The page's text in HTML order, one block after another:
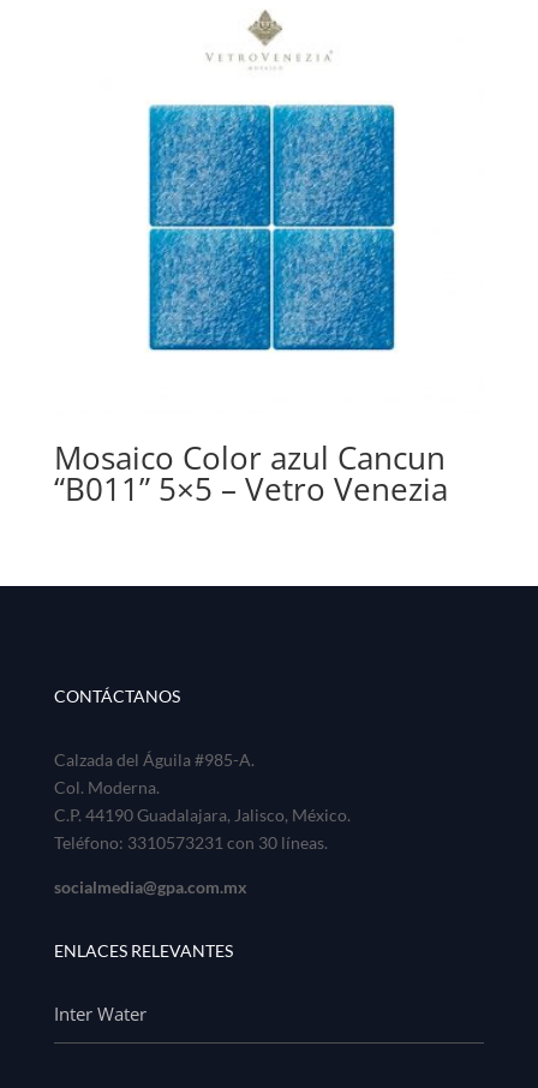
Mosaico Color azul Cancun
“B011” 5×5 – Vetro Venezia
CONTÁCTANOS
Calzada del Águila #985-A.
Col. Moderna.
C.P. 44190 Guadalajara, Jalisco, México.
Teléfono: 3310573231 con 30 líneas.
socialmedia@gpa.com.mx
ENLACES RELEVANTES
Inter Water